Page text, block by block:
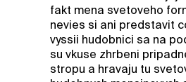
fakt mena svetoveho
nevies si ani predstavit
vyssii hudobnici sa na
su vkuse zhrbeni
stropu a hravaju tu